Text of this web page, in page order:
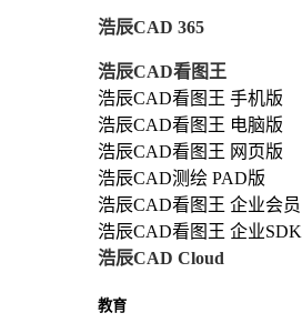
浩辰CAD 365
浩辰CAD看图王
浩辰CAD看图王 手机版
浩辰CAD看图王 电脑版
浩辰CAD看图王 网页版
浩辰CAD测绘 PAD版
浩辰CAD看图王 企业会员
浩辰CAD看图王 企业SDK
浩辰CAD Cloud
教育